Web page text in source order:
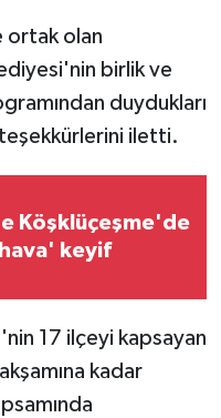
ortak olan
birlik ve
duydukları
iletti.
Köşklüçeşme'de
hava' keyif
17 ilçeyi kapsayan
kadar